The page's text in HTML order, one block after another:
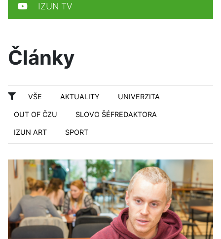
Články
VŠE AKTUALITY UNIVERZITA
OUT OF ČZU SLOVO ŠÉFREDAKTORA
IZUN ART SPORT
IZUN TV